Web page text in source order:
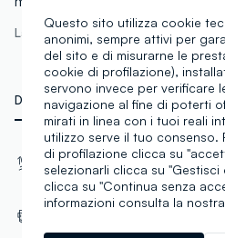
La modella è alta 182 cm ed
DETTAGLI TECNICI
Materiale
Cotone
Questo sito utilizza cookie
anonimi, sempre attivi per
del sito e di misurarne le
cookie di profilazione),
servono invece per verificare
navigazione al fine di poterti
mirati in linea con i tuoi reali
utilizzo serve il tuo consenso.
di profilazione clicca su
selezionarli clicca su
clicca su "Continua senza
informazioni consulta la nostra